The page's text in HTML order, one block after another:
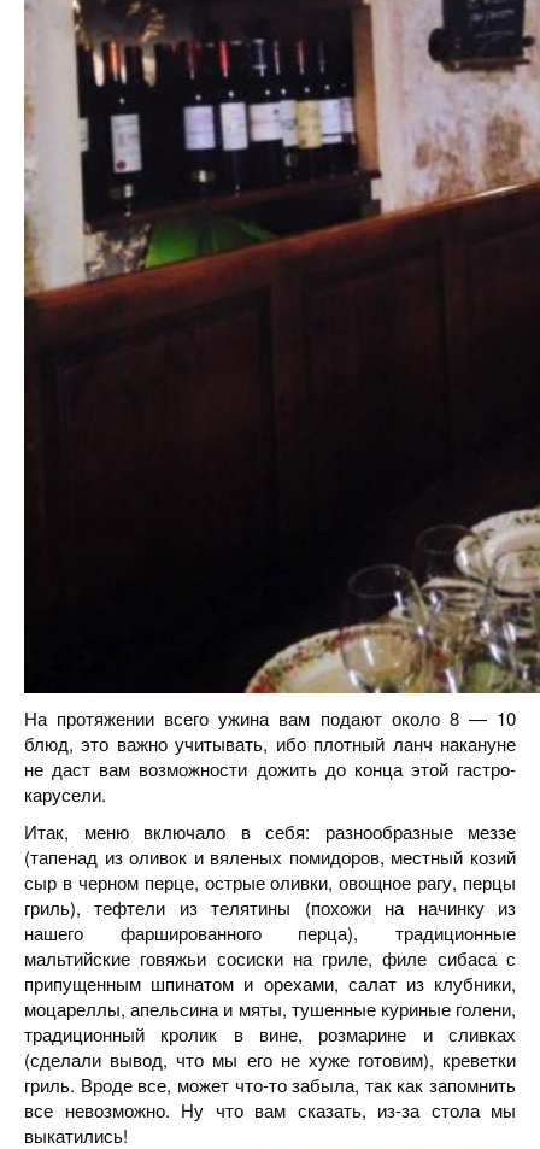
На протяжении всего ужина вам подают около 8 — 10
блюд, это важно учитывать, ибо плотный ланч накануне
не даст вам возможности дожить до конца этой гастро-
карусели.
Итак, меню включало в себя: разнообразные меззе
(тапенад из оливок и вяленых помидоров, местный козий
сыр в черном перце, острые оливки, овощное рагу, перцы
гриль), тефтели из телятины (похожи на начинку из
нашего фаршированного перца), традиционные
мальтийские говяжьи сосиски на гриле, филе сибаса с
припущенным шпинатом и орехами, салат из клубники,
моцареллы, апельсина и мяты, тушенные куриные голени,
традиционный кролик в вине, розмарине и сливках
(сделали вывод, что мы его не хуже готовим), креветки
гриль. Вроде все, может что-то забыла, так как запомнить
все невозможно. Ну что вам сказать, из-за стола мы
выкатились!